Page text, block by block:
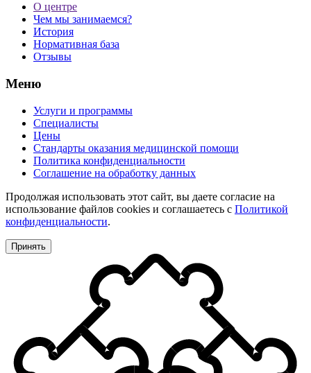
О центре
Чем мы занимаемся?
История
Нормативная база
Отзывы
Меню
Услуги и программы
Специалисты
Цены
Стандарты оказания медицинской помощи
Политика конфиденциальности
Соглашение на обработку данных
Продолжая использовать этот сайт, вы даете согласие на
использование файлов cookies и соглашаетесь с Политикой
конфиденциальности.
Принять